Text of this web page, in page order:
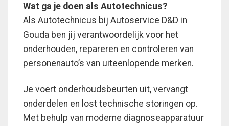
Wat ga je doen als Autotechnicus?
Als Autotechnicus bij Autoservice D&D in
Gouda ben jij verantwoordelijk voor het
onderhouden, repareren en controleren van
personenauto’s van uiteenlopende merken.
Je voert onderhoudsbeurten uit, vervangt
onderdelen en lost technische storingen op.
Met behulp van moderne diagnoseapparatuur